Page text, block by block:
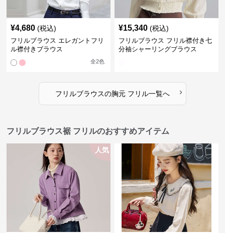
¥4,680 (税込)
フリルブラウス エレガントフリ
ル襟付きブラウス
全2色
¥15,340 (税込)
フリルブラウス フリル襟付き七
分袖シャーリングブラウス
フリルブラウスの胸元 フリル一覧へ ›
フリルブラウス裾 フリルのおすすめアイテム
人気